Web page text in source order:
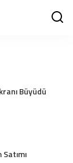
Büyüdü